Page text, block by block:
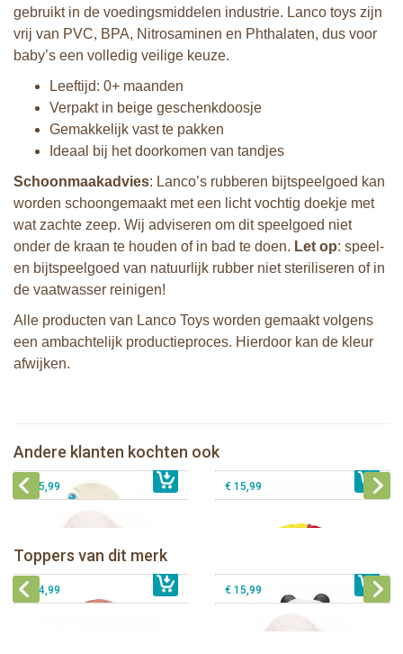
gebruikt in de voedingsmiddelen industrie. Lanco toys zijn
vrij van PVC, BPA, Nitrosaminen en Phthalaten, dus voor
baby’s een volledig veilige keuze.
Leeftijd: 0+ maanden
Verpakt in beige geschenkdoosje
Gemakkelijk vast te pakken
Ideaal bij het doorkomen van tandjes
Schoonmaakadvies: Lanco’s rubberen bijtspeelgoed kan
worden schoongemaakt met een licht vochtig doekje met
wat zachte zeep. Wij adviseren om dit speelgoed niet
onder de kraan te houden of in bad te doen. Let op: speel-
en bijtspeelgoed van natuurlijk rubber niet steriliseren of in
de vaatwasser reinigen!
Alle producten van Lanco Toys worden gemaakt volgens
een ambachtelijk productieproces. Hierdoor kan de kleur
afwijken.
Andere klanten kochten ook
€ 10,99€ 5,50
Lanco - Sensory Bijtspeeltje
Lammetje
€ 15,99 € 15,99
Toppers van dit merk
Lanco - Bijtspeeltje Regenboog
€ 15,99
Lanco - Bijtring Kori de Panda
Lanco - Sensory Bijtspeeltje Vos
€ 14,99 € 15,99